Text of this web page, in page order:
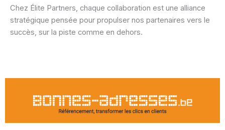
Chez Élite Partners, chaque collaboration est une alliance
stratégique pensée pour propulser nos partenaires vers le
succès, sur la piste comme en dehors.